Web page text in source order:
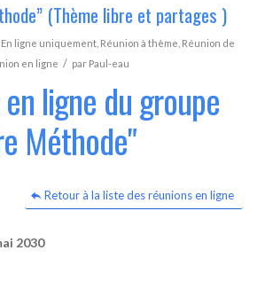
(Thème libre et partages )
En ligne uniquement, Réunion à thème Réunion de
en ligne / par Paul-eau
ligne du groupe
Méthode"
Retour à la liste des réunions en ligne
2030